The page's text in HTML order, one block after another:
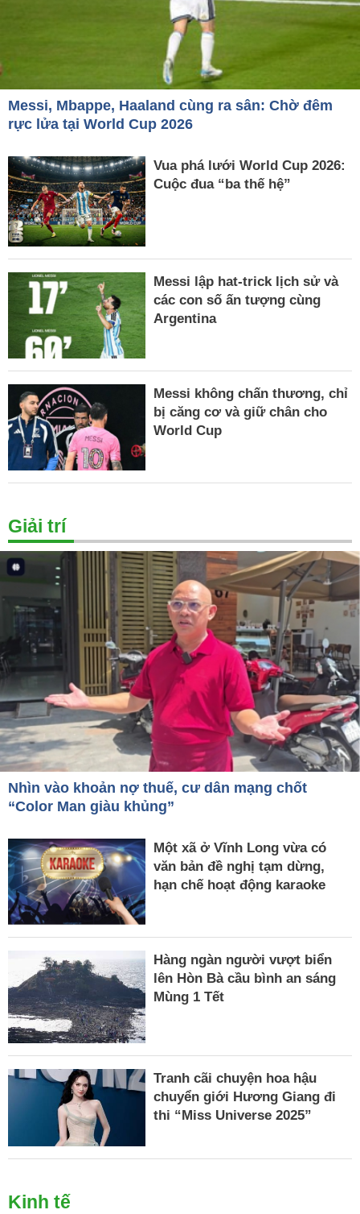
Messi, Mbappe, Haaland cùng ra sân: Chờ đêm
rực lửa tại World Cup 2026
Vua phá lưới World Cup 2026:
Cuộc đua “ba thế hệ”
Messi lập hat-trick lịch sử và
các con số ấn tượng cùng
Argentina
Messi không chấn thương, chỉ
bị căng cơ và giữ chân cho
World Cup
Giải trí
Nhìn vào khoản nợ thuế, cư dân mạng chốt
“Color Man giàu khủng”
Một xã ở Vĩnh Long vừa có
văn bản đề nghị tạm dừng,
hạn chế hoạt động karaoke
Hàng ngàn người vượt biển
lên Hòn Bà cầu bình an sáng
Mùng 1 Tết
Tranh cãi chuyện hoa hậu
chuyển giới Hương Giang đi
thi “Miss Universe 2025”
Kinh tế